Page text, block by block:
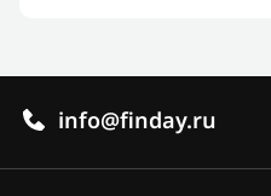
info@finday.ru